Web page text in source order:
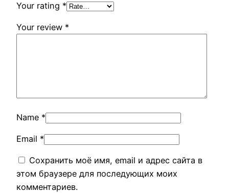
Your rating *
Your review *
Name *
Email *
Сохранить моё имя, email и адрес сайта в
этом браузере для последующих моих
комментариев.